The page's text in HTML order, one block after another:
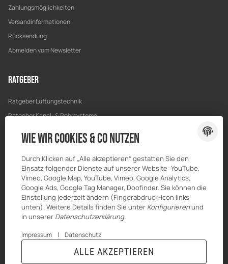
Zahlungsmöglichkeiten
Versandinformationen
Rücksendung
Abmelden vom Newsletter
Ratgeber
Ratgeber Lüftungstechnik
Ratgeber Kanal- & Rohrsysteme
Ratgeber Bau & Trockenbau
Wie wir Cookies & Co nutzen
Durch Klicken auf „Alle akzeptieren“ gestatten Sie den
Einsatz folgender Dienste auf unserer Website: YouTube,
Vimeo, Google Map, YouTube, Vimeo, Google Analytics,
Google Ads, Google Tag Manager, Doofinder. Sie können die
Einstellung jederzeit ändern (Fingerabdruck-Icon links
unten). Weitere Details finden Sie unter Konfigurierenund
in unserer Datenschutzerklärung.
Impressum | Datenschutz
ALLE AKZEPTIEREN